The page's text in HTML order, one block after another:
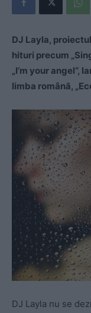
DJ Layla,
hituri precum
„I’m your angel“,
limba română,
DJ Layla nu se